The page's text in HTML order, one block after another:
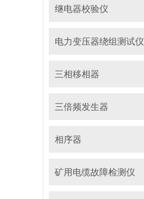
继电器校验仪
电力变压器绕组测试仪
三相移相器
三倍频发生器
相序器
矿用电缆故障检测仪